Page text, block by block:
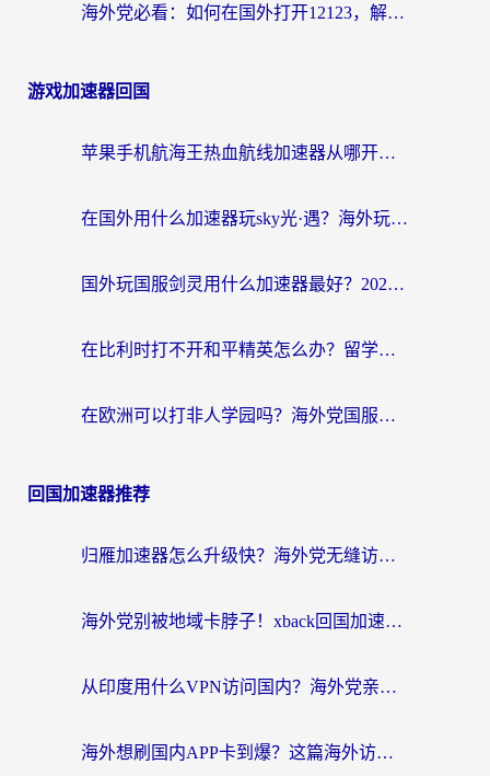
海外党必看：如何在国外打开12123，解决小程序登录难题
游戏加速器回国
苹果手机航海王热血航线加速器从哪开启？海外玩家国服畅玩全攻略
在国外用什么加速器玩sky光·遇？海外玩家国服畅玩终极指南（附魔兽世界狂暴传奇解决方案）
国外玩国服剑灵用什么加速器最好？2026海外玩家亲测指南（附魔兽世界怀旧服精灵之境加速技巧）
在比利时打不开和平精英怎么办？留学生亲测有效的国服游戏加速方案
在欧洲可以打非人学园吗？海外党国服游戏不卡顿的终极指南
回国加速器推荐
归雁加速器怎么升级快？海外党无缝访问国内资源的全攻略（附免费VPN推荐Dcard热门款）
海外党别被地域卡脖子！xback回国加速器选择全攻略，轻松刷剧玩国服
从印度用什么VPN访问国内？海外党亲测的无缝回国上网指南
海外想刷国内APP卡到爆？这篇海外访问国内服务器加速指南帮你解决所有问题